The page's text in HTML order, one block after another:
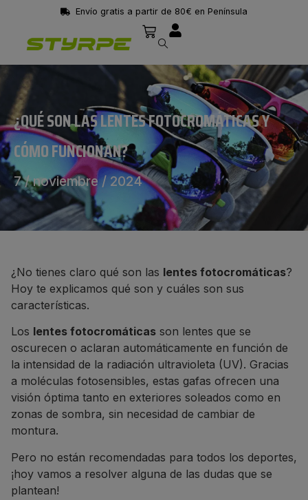
80€ en Península Entrega en 24/
¿QUÉ SON LAS LENTES FOTOCROMÁTICAS Y
CÓMO FUNCIONAN?
7 / noviembre / 2024
¿No tienes claro qué son las lentes fotocromáticas?
Hoy te explicamos qué son y cuáles son sus
características.
Los lentes fotocromáticas son lentes que se
oscurecen o aclaran automáticamente en función de
la intensidad de la radiación ultravioleta (UV). Gracias
a moléculas fotosensibles, estas gafas ofrecen una
visión óptima tanto en exteriores soleados como en
zonas de sombra, sin necesidad de cambiar de
montura.
Pero no están recomendadas para todos los deportes,
¡hoy vamos a resolver alguna de las dudas que se
plantean!